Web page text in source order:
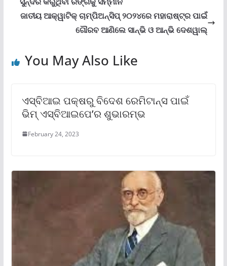
ଜାତୀୟ ଆକ୍ୱାଟିକ୍ ଚାମ୍ପିଅନ୍‌ସିପ୍ ୨୦୨୪ରେ ମହାରାଷ୍ଟ୍ର ପାଇଁ
ଗୌରବ ଆଣିଲେ ସାନ୍‌ଭି ଓ ଆନ୍‌ଭି ଦେଶୱାଲ୍‌
You May Also Like
ଏସ୍‌ବିଆଇ ପକ୍ଷରୁ ବିଦେଶ ରେମିଟାନ୍‌ସ ପାଇଁ
ଭିମ୍ ଏସ୍‌ବିଆଇପେ’ର ଶୁଭାରମ୍ଭ
February 24, 2023